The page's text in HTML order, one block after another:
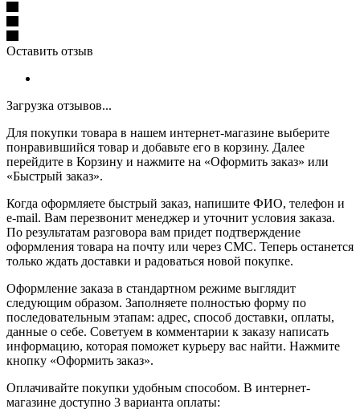
Оставить отзыв
Загрузка отзывов...
Для покупки товара в нашем интернет-магазине выберите
понравившийся товар и добавьте его в корзину. Далее
перейдите в Корзину и нажмите на «Оформить заказ» или
«Быстрый заказ».
Когда оформляете быстрый заказ, напишите ФИО, телефон и
e-mail. Вам перезвонит менеджер и уточнит условия заказа.
По результатам разговора вам придет подтверждение
оформления товара на почту или через СМС. Теперь останется
только ждать доставки и радоваться новой покупке.
Оформление заказа в стандартном режиме выглядит
следующим образом. Заполняете полностью форму по
последовательным этапам: адрес, способ доставки, оплаты,
данные о себе. Советуем в комментарии к заказу написать
информацию, которая поможет курьеру вас найти. Нажмите
кнопку «Оформить заказ».
Оплачивайте покупки удобным способом. В интернет-
магазине доступно 3 варианта оплаты: